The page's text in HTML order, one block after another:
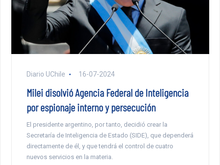
Diario UChile 16-07-2024
Milei disolvió Agencia Federal de Inteligencia
por espionaje interno y persecución
El presidente argentino, por tanto, decidió crear la
Secretaría de Inteligencia de Estado (SIDE), que dependerá
directamente de él, y que tendrá el control de cuatro
nuevos servicios en la materia.